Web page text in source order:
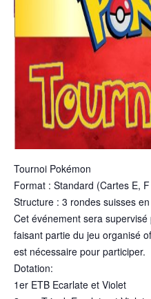
Tournoi Pokémon
Format : Standard (Cartes E,
Structure : 3 rondes suisses
Cet événement sera
faisant partie du jeu organisé
est nécessaire pour participer.
Dotation:
1er ETB Ecarlate et Violet